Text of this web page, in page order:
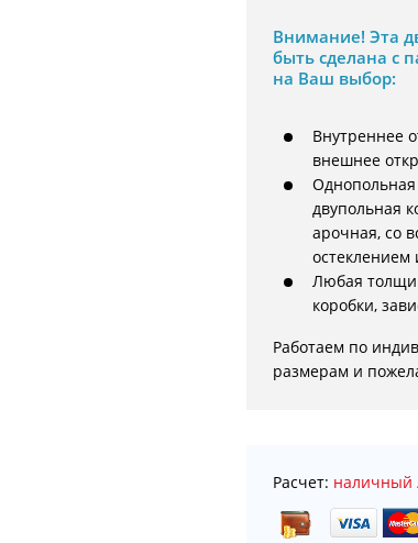
Внимание! Эта
быть сделана с
на Ваш выбор:
Внутреннее
внешнее
двупольная
арочная, со
остеклением
Любая
коробки,
Работаем по
размерам и
Расчет: наличный